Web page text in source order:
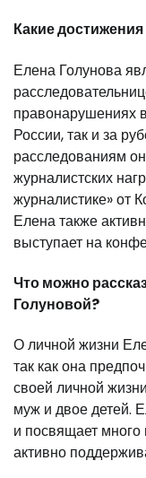
Какие
Елена Голунова
правонарушениях
России, так и за
расследованиям
журналистских
журналистике» от
Елена также
выступает на
Что можно
Голуновой?
О личной жизни
так как она
своей личной
муж и двое детей.
и посвящает
активно